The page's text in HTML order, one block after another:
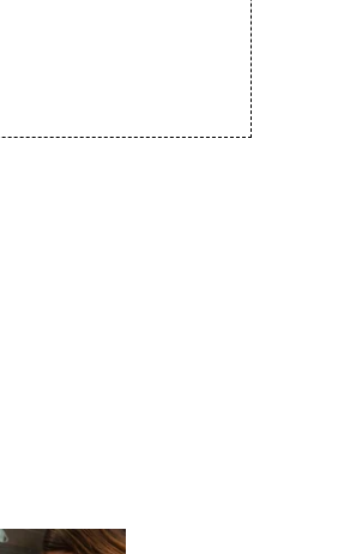
vous concernant et disposez du droit de